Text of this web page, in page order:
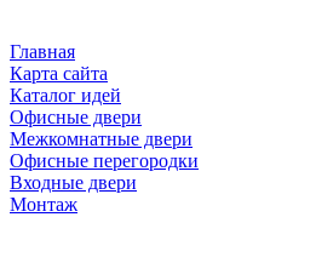
Главная
Карта сайта
Каталог идей
Офисные двери
Межкомнатные двери
Офисные перегородки
Входные двери
Монтаж